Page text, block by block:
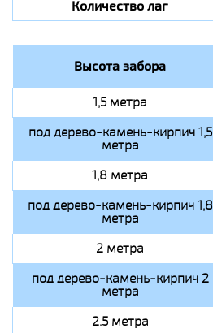
Количество лаг
Высота забора
1,5 метра
под дерево-камень-кирпич 1,5
метра
1,8 метра
под дерево-камень-кирпич 1,8
метра
2 метра
под дерево-камень-кирпич 2
метра
2.5 метра